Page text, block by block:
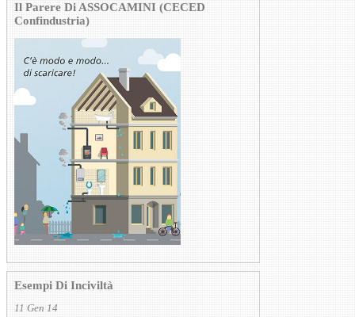
Il Parere Di ASSOCAMINI (CECED
Confindustria)
Esempi Di Inciviltà
11 Gen 14